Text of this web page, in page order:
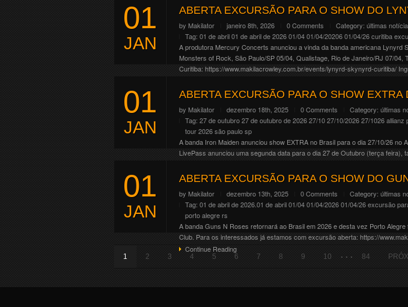
01
JAN
ABERTA EXCURSÃO PARA O SHOW DO
by Makilator janeiro 8th, 2026 0 Comments Category: últimas
Tag: 01 de abril01 de abril de 202601/0401/04/2020601/04/26curitiba
A produtora Mercury Concerts anunciou a vinda da banda americana
Monsters of Rock, São Paulo/SP 05/04, Qualistage, Rio de Janeiro/RJ 07/
Curitiba: https://www.makilacrowley.com.br/events/lynyrd-skynyrd-curitiba/
01
JAN
ABERTA EXCURSÃO PARA O SHOW
by Makilator dezembro 18th, 2025 0 Comments Category: últimas
Tag: 27 de outubro27 de outubro de 202627/1027/10/202627/1026allianz
tour 2026são paulosp
A banda Iron Maiden anunciou show EXTRA no Brasil para o dia 27/10/26
LivePass anunciou uma segunda data para o dia 27 de Outubro (terça
01
JAN
ABERTA EXCURSÃO PARA O SHOW DO
by Makilator dezembro 13th, 2025 0 Comments Category: últimas
Tag: 01 de abril de 2026.01 de abril01/0401/04/202601/04/26excursão
porto alegrers
A banda Guns N Roses retornará ao Brasil em 2026 e desta vez Porto
Club. Para os interessados já estamos com excursão aberta: https://
Continue Reading
1 2 3 4 5 6 7 8 9 10 . . . 84